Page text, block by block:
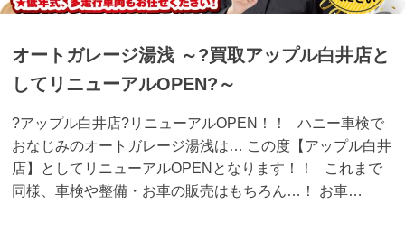
オートガレージ湯浅 ～?買取アップル白井店と
してリニューアルOPEN?～
?アップル白井店?リニューアルOPEN！！ ハニー車検で
おなじみのオートガレージ湯浅は… この度【アップル白井
店】としてリニューアルOPENとなります！！ これまで
同様、車検や整備・お車の販売はもちろん…！ お車…